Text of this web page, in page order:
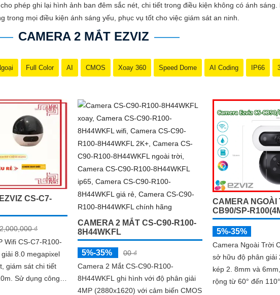
sản phẩm Camera Wifi Ezviz. Nếu có bất kỳ ý kiến hoặc cần sự chỉnh sửa nào, bạn
phép ghi lại hình ảnh ban đêm sắc nét, chi tiết trong điều kiện không có ánh
mọi điều kiện ánh sáng yếu, phục vụ tốt cho việc giám sát an ninh.
CAMERA 2 MẮT EZVIZ
Full Color AI CMOS Xoay 360 Speed Dome AI Coding IP66
CS-C7-
2,000,000 ₫
Wifi CS-C7-R100-
8.0 megapixel
giám sát chi tiết
công
CAMERA 2 MẮT CS-C90-R100-
8H44WKFL
5%-35%
00 ₫
Camera 2 Mắt CS-C90-R100-
8H44WKFL ghi hình với độ phân giải
4MP (2880x1620) với cảm biến CMOS
CAMERA NGOÀI
CB90/SP-
5%-35%
Camera Ngoài Trời
sở hữu độ phân giải
kép 2. 8mm và
rộng từ 60° đến 110°. Công